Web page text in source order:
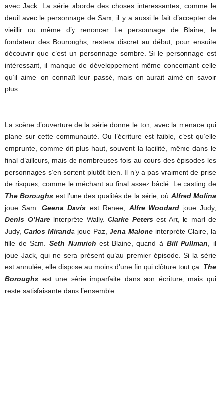
avec Jack. La série aborde des choses intéressantes, comme le
deuil avec le personnage de Sam, il y a aussi le fait d’accepter de
vieillir ou même d’y renoncer Le personnage de Blaine, le
fondateur des Bouroughs, restera discret au début, pour ensuite
découvrir que c’est un personnage sombre. Si le personnage est
intéressant, il manque de développement même concernant celle
qu’il aime, on connaît leur passé, mais on aurait aimé en savoir
plus.
La scène d’ouverture de la série donne le ton, avec la menace qui
plane sur cette communauté. Ou l’écriture est faible, c’est qu’elle
emprunte, comme dit plus haut, souvent la facilité, même dans le
final d’ailleurs, mais de nombreuses fois au cours des épisodes les
personnages s’en sortent plutôt bien. Il n’y a pas vraiment de prise
de risques, comme le méchant au final assez bâclé. Le casting de
The Boroughs est l’une des qualités de la série, où Alfred Molina
joue Sam, Geena Davis est Renee, Alfre Woodard joue Judy,
Denis O’Hareinterprète Wally. Clarke Petersest Art, le mari de
Judy, Carlos Miranda joue Paz, Jena Malone interprète Claire, la
fille de Sam. Seth Numrich est Blaine, quand à Bill Pullman , il
joue Jack, qui ne sera présent qu’au premier épisode. Si la série
est annulée, elle dispose au moins d’une fin qui clôture tout ça.
The
Boroughs est une série imparfaite dans son écriture, mais qui
reste satisfaisante dans l’ensemble.